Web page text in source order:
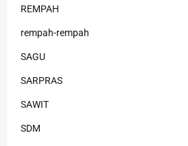
REMPAH
rempah-rempah
SAGU
SARPRAS
SAWIT
SDM